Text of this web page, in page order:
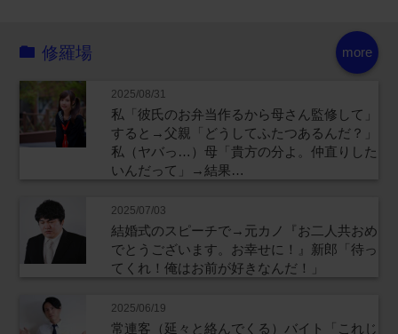
more
修羅場
2025/08/31
私「彼氏のお弁当作るから母さん監修して」
すると→父親「どうしてふたつあるんだ？」
私（ヤバっ…）母「貴方の分よ。仲直りした
いんだって」→結果…
2025/07/03
結婚式のスピーチで→元カノ『お二人共おめ
でとうございます。お幸せに！』新郎「待っ
てくれ！俺はお前が好きなんだ！」
2025/06/19
常連客（延々と絡んでくる）バイト「これじ